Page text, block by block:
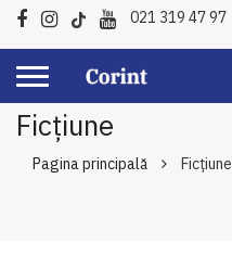
021 319 47 97
Ficțiune
Pagina principală Ficțiune